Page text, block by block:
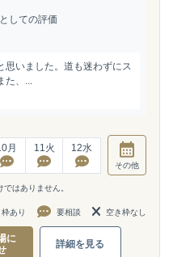
しての評価
思いました。道も迷わずにス
た、...
月 11 火 12水
その他
はありません。
枠あり 要相談 空き枠なし
に
詳細を見る